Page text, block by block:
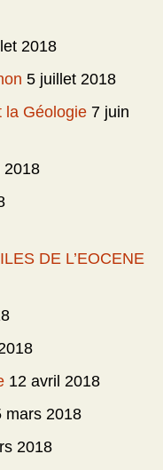
2018
5 juillet 2018
la Géologie 7 juin
2018
DE L’EOCENE
12 avril 2018
mars 2018
2018